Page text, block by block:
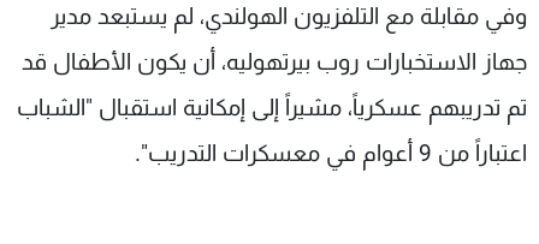
وفي مقابلة مع التلفزيون الهولندي، لم يستبعد مدير
جهاز الاستخبارات روب بيرتهوليه، أن يكون الأطفال قد
تم تدريبهم عسكرياً، مشيراً إلى إمكانية استقبال "الشباب
اعتباراً من 9 أعوام في معسكرات التدريب".